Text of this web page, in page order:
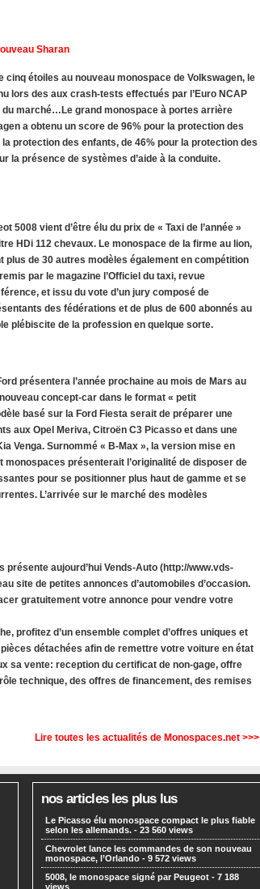
Sharan
cinq étoiles au nouveau monospace de Volkswagen, le
lors des aux crash-tests effectués par l’Euro NCAP
marché…Le grand monospace à portes arrière
a obtenu un score de 96% pour la protection des
protection des enfants, de 46% pour la protection des
la présence de systèmes d’aide à la conduite.
5008 vient d’être élu du prix de « Taxi de l’année »
HDi 112 chevaux. Le monospace de la firme au lion,
plus de 30 autres modèles également en compétition
par le magazine l’Officiel du taxi, revue
et issu du vote d’un jury composé de
des fédérations et de plus de 600 abonnés au
plébiscite de la profession en quelque sorte.
présentera l’année prochaine au mois de Mars au
concept-car dans le format « petit
basé sur la Ford Fiesta serait de préparer une
aux Opel Meriva, Citroën C3 Picasso et dans une
Venga. Surnommé « B-Max », la version mise en
monospaces présenterait l’originalité de disposer de
pour se positionner plus haut de gamme et se
L’arrivée sur le marché des modèles
présente aujourd’hui Vends-Auto (http://www.vds-
site de petites annonces d’automobiles d’occasion.
gratuitement votre annonce pour vendre votre
profitez d’un ensemble complet d’offres uniques et
détachées afin de remettre votre voiture en état
sa vente: reception du certificat de non-gage, offre
technique, des offres de financement, des remises
Lire toutes les actualités de Monospaces.net >>>
nos articles les plus lus
Le Picasso élu monospace compact le plus fiable
selon les allemands. - 23 560 views
Chevrolet lance les commandes de son nouveau
monospace, l’Orlando - 9 572 views
5008, le monospace signé par Peugeot - 7 188
views